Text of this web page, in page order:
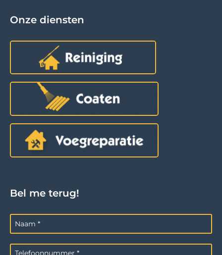
Onze diensten
Bel me terug!